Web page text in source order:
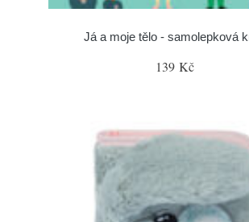
Já a moje tělo - samolepková
139 Kč